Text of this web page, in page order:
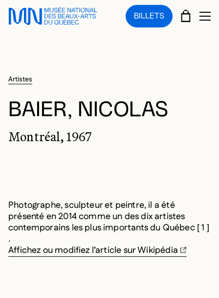
Sauter au menu principal
Sauter au contenu principal
Sauter au pied de page
BILLETS PANIER
Artistes
BAIER, NICOLAS
Montréal, 1967
Photographe, sculpteur et peintre, il a été
présenté en 2014 comme un des dix artistes
contemporains les plus importants du Québec [ 1 ]
.
Affichez ou modifiez l’article sur Wikipédia